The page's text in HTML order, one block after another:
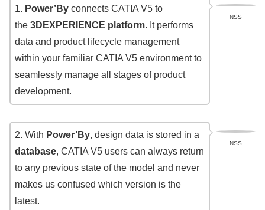
NSS
1. Power’By connects CATIA V5 to
the 3DEXPERIENCE platform. It performs
data and product lifecycle management
within your familiar CATIA V5 environment to
seamlessly manage all stages of product
development.
NSS
2. With Power’By, design data is stored in a
database, CATIA V5 users can always return
to any previous state of the model and never
makes us confused which version is the
latest.